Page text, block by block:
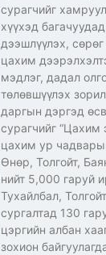
сурагчийг
хүүхэд
дээшлүүлэх,
цахим
мэдлэг, дадал
төлөвшүүлэх
даргын дэргэд
сурагчийг “Цахим
цахим ур
Өнөр, Толгойт,
нийт 5,000 гаруй
Тухайлбал,
сургалтад 130
цэргийн албан
зохион